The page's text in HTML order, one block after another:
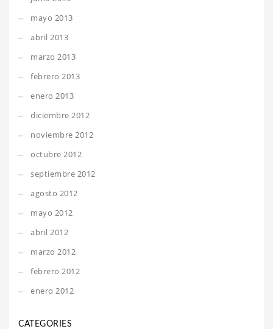
mayo 2013
abril 2013
marzo 2013
febrero 2013
enero 2013
diciembre 2012
noviembre 2012
octubre 2012
septiembre 2012
agosto 2012
mayo 2012
abril 2012
marzo 2012
febrero 2012
enero 2012
CATEGORIES